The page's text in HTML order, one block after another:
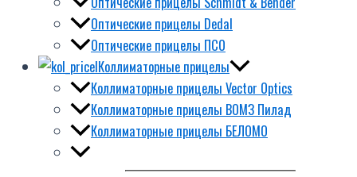
Оптические прицелы Dedal
Оптические прицелы ПСО
Коллиматорные прицелы
Коллиматорные прицелы Vector Optics
Коллиматорные прицелы ВОМЗ Пилад
Коллиматорные прицелы БЕЛОМО